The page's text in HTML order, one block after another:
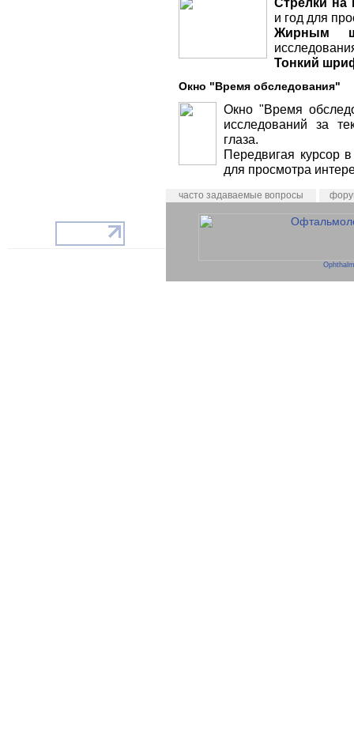
и год для
Жирным
Тонкий
Окно "Время обследования"
Окно "Время
исследований за
глаза.
Передвигая курсор
для просмотра
часто задаваемые вопросы